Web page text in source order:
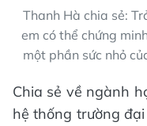
Thanh Hà chia sẻ:
em có thể chứng
một phần sức nhỏ
Chia sẻ về ngành
hệ thống trường